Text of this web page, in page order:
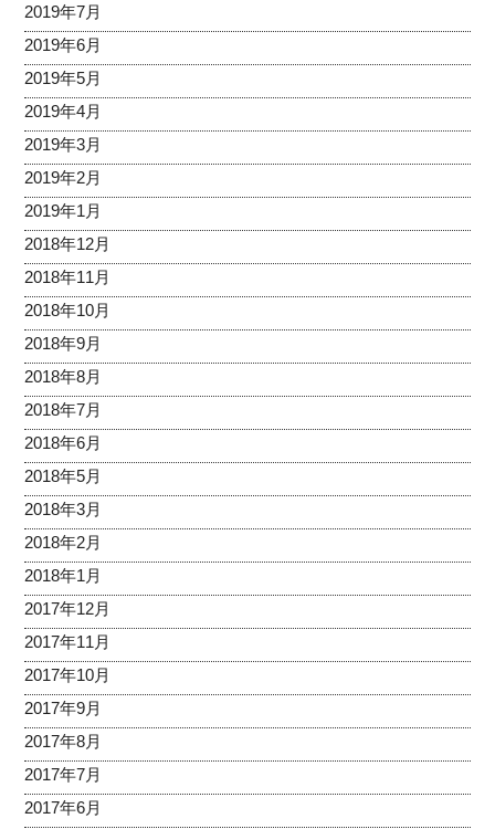
2019年7月
2019年6月
2019年5月
2019年4月
2019年3月
2019年2月
2019年1月
2018年12月
2018年11月
2018年10月
2018年9月
2018年8月
2018年7月
2018年6月
2018年5月
2018年3月
2018年2月
2018年1月
2017年12月
2017年11月
2017年10月
2017年9月
2017年8月
2017年7月
2017年6月